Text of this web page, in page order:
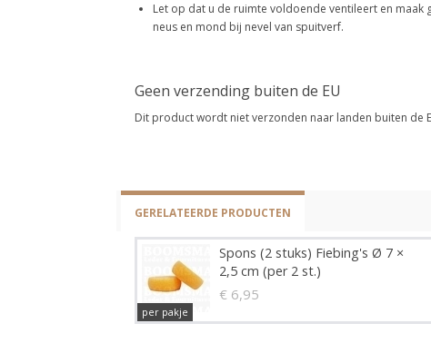
Let op dat u de ruimte voldoende ventileert en maak
neus en mond bij nevel van spuitverf.
Geen verzending buiten de EU
Dit product wordt niet verzonden naar landen buiten de
GERELATEERDE PRODUCTEN
Spons (2 stuks) Fiebing's Ø 7 ×
2,5 cm (per 2 st.)
€ 6,95
per pakje